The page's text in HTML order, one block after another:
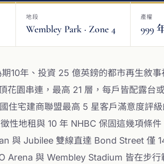
地段
Wembley Park · Zone 4
產權
999
10年、投資 25 億英鎊的都市再生敘
園串連，最高 21 層，每戶皆配露台
住宅建商聯盟最高 5 星客戶滿意度評
性地租與 10 年 NHBC 保固這幾項條
與 Jubilee 雙線直達 Bond Street 僅
Arena 與 Wembley Stadium 皆在步